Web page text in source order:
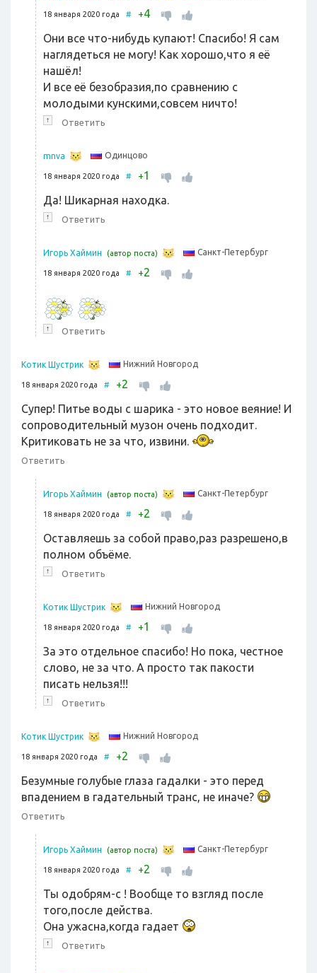
18 января 2020 года # +4
Они все что-нибудь купают! Спасибо! Я сам
наглядеться не могу! Как хорошо,что я её
нашёл!
И все её безобразия,по сравнению с
молодыми кунскими,совсем ничто!
↑ Ответить
mnva Одинцово
18 января 2020 года # +1
Да! Шикарная находка.
↑ Ответить
Игорь Хаймин (автор поста) Санкт-Петербург
18 января 2020 года # +2
↑ Ответить
Котик Шустрик Нижний Новгород
18 января 2020 года # +2
Супер! Питье воды с шарика - это новое веяние! И
сопроводительный музон очень подходит.
Критиковать не за что, извини.
Ответить
Игорь Хаймин (автор поста) Санкт-Петербург
18 января 2020 года # +2
Оставляешь за собой право,раз разрешено,в
полном объёме.
↑ Ответить
Котик Шустрик Нижний Новгород
18 января 2020 года # +1
За это отдельное спасибо! Но пока, честное
слово, не за что. А просто так пакости
писать нельзя!!!
↑ Ответить
Котик Шустрик Нижний Новгород
18 января 2020 года # +2
Безумные голубые глаза гадалки - это перед
впадением в гадательный транс, не иначе?
Ответить
Игорь Хаймин (автор поста) Санкт-Петербург
18 января 2020 года # +2
Ты одобрям-с ! Вообще то взгляд после
того,после действа.
Она ужасна,когда гадает
↑ Ответить